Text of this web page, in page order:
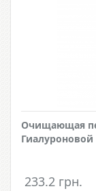
Очищающая
233.2 грн.